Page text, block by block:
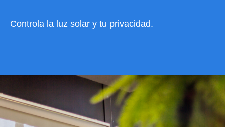
Controla la luz solar y tu privacidad.